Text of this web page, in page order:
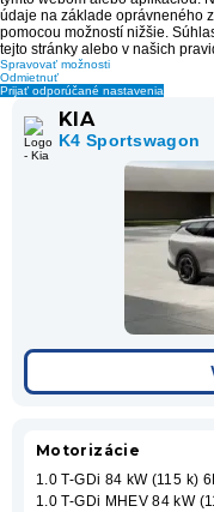
údaje na základe oprávneného
pomocou možností nižšie.
tejto stránky alebo v našich
Spravovať možnosti
Odmietnuť
Prijať odporúčané nastavenia
KIA
K4 Sportswagon
Motorizácie
1.0 T-GDi 84 kW (115 k)
1.0 T-GDi MHEV 84 kW